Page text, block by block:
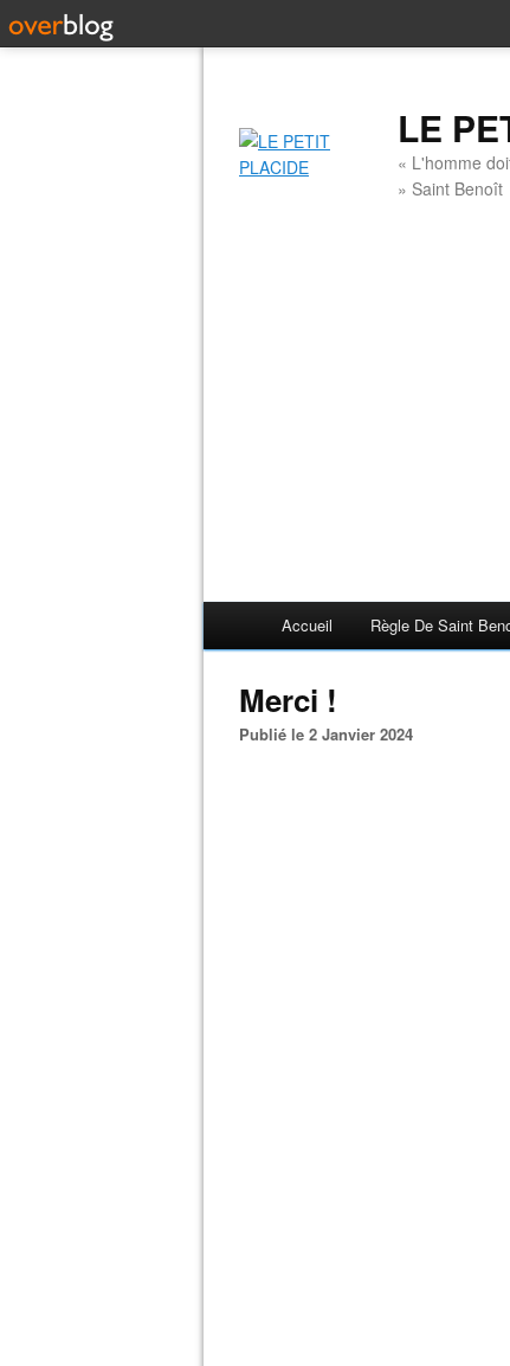
LE
« L'homme
» Saint Benoît
Accueil Règle De Saint
Merci !
Publié le 2 Janvier 2024